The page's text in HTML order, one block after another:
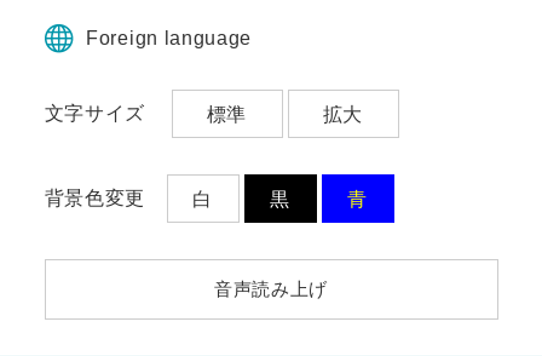
Foreign language
文字サイズ 標準 拡大
背景色変更 白 黒 青
音声読み上げ